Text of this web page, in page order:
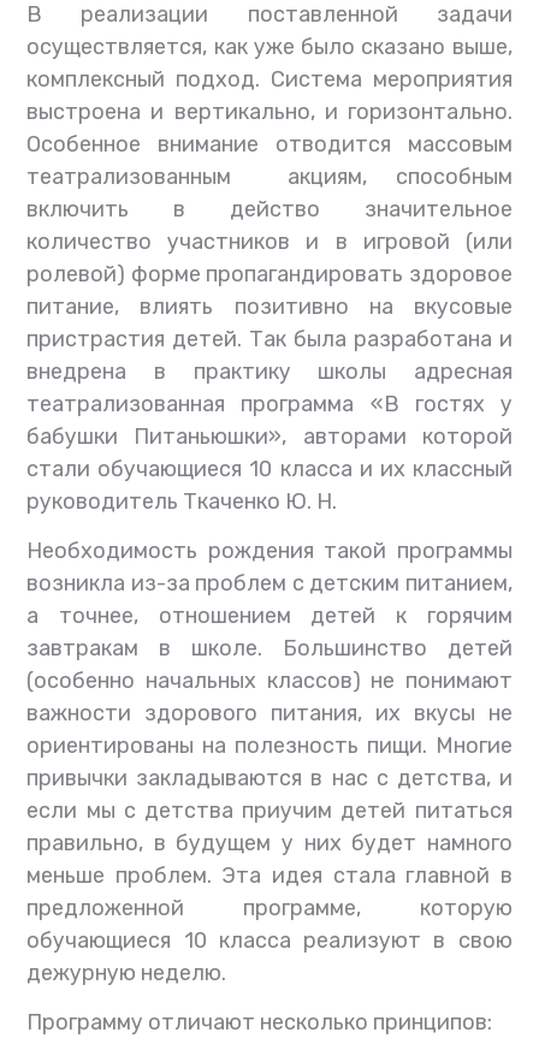
В реализации поставленной задачи
осуществляется, как уже было сказано выше,
комплексный подход. Система мероприятия
выстроена и вертикально, и горизонтально.
Особенное внимание отводится массовым
театрализованным акциям, способным
включить в действо значительное
количество участников и в игровой (или
ролевой) форме пропагандировать здоровое
питание, влиять позитивно на вкусовые
пристрастия детей. Так была разработана и
внедрена в практику школы адресная
театрализованная программа «В гостях у
бабушки Питаньюшки», авторами которой
стали обучающиеся 10 класса и их классный
руководитель Ткаченко Ю. Н.
Необходимость рождения такой программы
возникла из-за проблем с детским питанием,
а точнее, отношением детей к горячим
завтракам в школе. Большинство детей
(особенно начальных классов) не понимают
важности здорового питания, их вкусы не
ориентированы на полезность пищи. Многие
привычки закладываются в нас с детства, и
если мы с детства приучим детей питаться
правильно, в будущем у них будет намного
меньше проблем. Эта идея стала главной в
предложенной программе, которую
обучающиеся 10 класса реализуют в свою
дежурную неделю.
Программу отличают несколько принципов: